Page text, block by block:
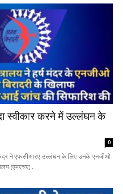
स्वीकार करने में उल्लंघन के
0
केंद्र ने एफसीआरए उल्लंघन के लिए उनके एनजीओ
(एमएचए)...